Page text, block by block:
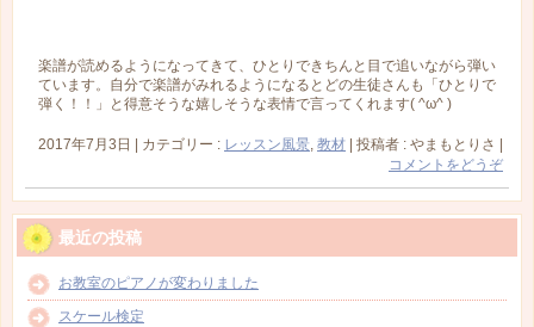
楽譜が読めるようになってきて、ひとりできちんと目で追いながら弾い
ています。自分で楽譜がみれるようになるとどの生徒さんも「ひとりで
弾く！！」と得意そうな嬉しそうな表情で言ってくれます( ^ω^ )
2017年7月3日 カテゴリー : レッスン風景, 教材 投稿者 : やまもとりさ
コメントをどうぞ
最近の投稿
お教室のピアノが変わりました
スケール検定